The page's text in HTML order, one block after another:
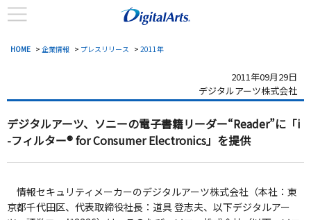
HOME > 企業情報 > プレスリリース > 2011年
2011年09月29日
デジタルアーツ株式会社
デジタルアーツ、ソニーの電子書籍リーダー“Reader”に 「i
-フィルター® for Consumer Electronics」を提供
情報セキュリティメーカーのデジタルアーツ株式会社（本社：東
京都千代田区、代表取締役社長：道具 登志夫、以下デジタルアー